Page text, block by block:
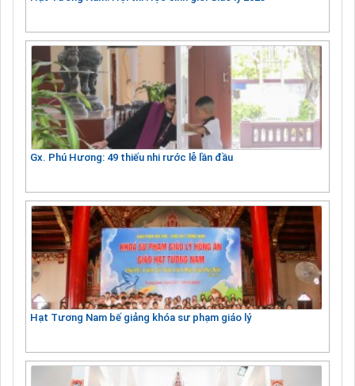
Gx. Phú Hương: 49 thiếu nhi rước lễ lần đầu
Hạt Tương Nam bế giảng khóa sư phạm giáo lý